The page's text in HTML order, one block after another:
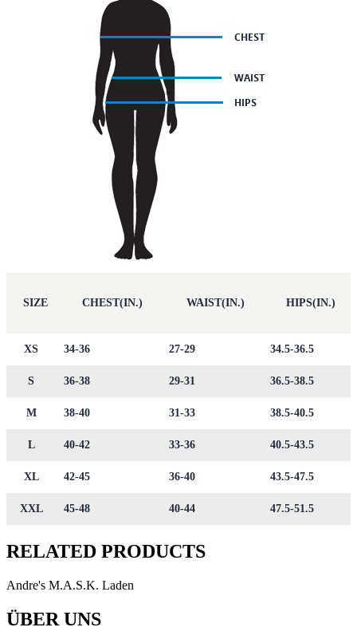
SIZE CHEST(IN.) WAIST(IN.) HIPS(IN.)
XS 34-36 27-29 34.5-36.5
S 36-38 29-31 36.5-38.5
M 38-40 31-33 38.5-40.5
L 40-42 33-36 40.5-43.5
XL 42-45 36-40 43.5-47.5
XXL 45-48 40-44 47.5-51.5
RELATED PRODUCTS
Andre's M.A.S.K. Laden
ÜBER UNS